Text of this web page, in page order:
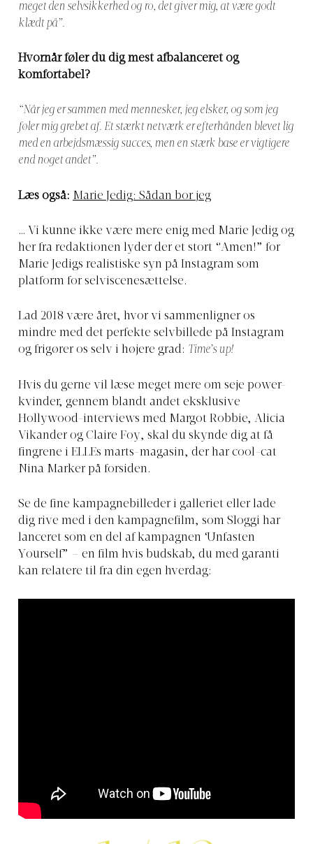
meget den selvsikkerhed og ro, det giver mig, at være godt
klædt på”.
Hvornår føler du dig mest afbalanceret og
komfortabel?
“Når jeg er sammen med mennesker, jeg elsker, og som jeg
føler mig grebet af. Et stærkt netværk er efterhånden blevet lig
med en arbejdsmæssig succes, men en stærk base er vigtigere
end noget andet”.
Læs også: Marie Jedig: Sådan bor jeg
… Vi kunne ikke være mere enig med Marie Jedig og
her fra redaktionen lyder der et stort “Amen!” for
Marie Jedigs realistiske syn på Instagram som
platform for selviscenesættelse.
Lad 2018 være året, hvor vi sammenligner os
mindre med det perfekte selvbillede på Instagram
og frigører os selv i højere grad: Time’s up!
Hvis du gerne vil læse meget mere om seje power-
kvinder, gennem blandt andet eksklusive
Hollywood-interviews med Margot Robbie, Alicia
Vikander og Claire Foy, skal du skynde dig at få
fingrene i ELLEs marts-magasin, der har cool-cat
Nina Marker på forsiden.
Se de fine kampagnebilleder i galleriet eller lade
dig rive med i den kampagnefilm, som Sloggi har
lanceret som en del af kampagnen ‘Unfasten
Yourself” – en film hvis budskab, du med garanti
kan relatere til fra din egen hverdag: